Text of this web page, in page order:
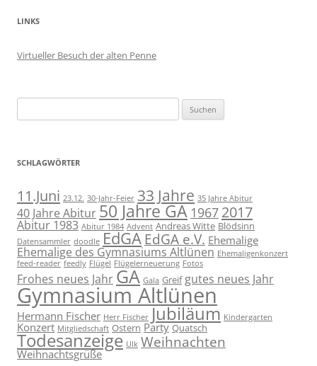
LINKS
Virtueller Besuch der alten Penne
nach:
SCHLAGWÖRTER
11.Juni 23.12. 30-Jahr-Feier 33 Jahre 35 Jahre Abitur
40 Jahre Abitur 50 Jahre GA 1967 2017
Abitur 1983 Abitur 1984 Advent Andreas Witte Blödsinn
Datensammler doodle EdGA EdGA e.V. Ehemalige
Ehemalige des Gymnasiums Altlünen Ehemaligenkonzert
feed-reader feedly Flügel Flügelerneuerung Fotos
Frohes neues Jahr GA Gala Greif gutes neues Jahr
Gymnasium Altlünen
Hermann Fischer Herr Fischer Jubiläum Kindergarten
Konzert Mitgliedschaft Ostern Party Quatsch
Todesanzeige Ulk Weihnachten
Weihnachtsgrüße